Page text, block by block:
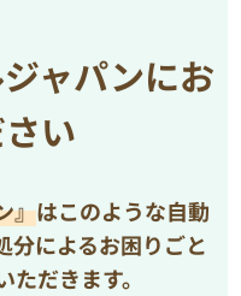
ャパンにお
い
』はこのような自動
分によるお困りごと
だきます。